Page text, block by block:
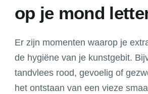
op je mond
Er zijn momenten waarop je
de hygiëne van je kunstgebit.
tandvlees rood, gevoelig of
het ontstaan van een vieze